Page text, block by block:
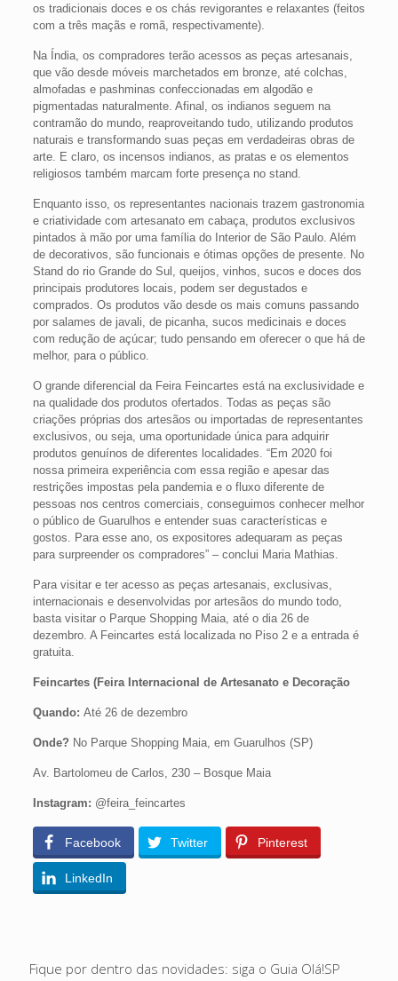
os tradicionais doces e os chás revigorantes e relaxantes (feitos
com a três maçãs e romã, respectivamente).
Na Índia, os compradores terão acessos as peças artesanais,
que vão desde móveis marchetados em bronze, até colchas,
almofadas e pashminas confeccionadas em algodão e
pigmentadas naturalmente. Afinal, os indianos seguem na
contramão do mundo, reaproveitando tudo, utilizando produtos
naturais e transformando suas peças em verdadeiras obras de
arte. E claro, os incensos indianos, as pratas e os elementos
religiosos também marcam forte presença no stand.
Enquanto isso, os representantes nacionais trazem gastronomia
e criatividade com artesanato em cabaça, produtos exclusivos
pintados à mão por uma família do Interior de São Paulo. Além
de decorativos, são funcionais e ótimas opções de presente. No
Stand do rio Grande do Sul, queijos, vinhos, sucos e doces dos
principais produtores locais, podem ser degustados e
comprados. Os produtos vão desde os mais comuns passando
por salames de javali, de picanha, sucos medicinais e doces
com redução de açúcar; tudo pensando em oferecer o que há de
melhor, para o público.
O grande diferencial da Feira Feincartes está na exclusividade e
na qualidade dos produtos ofertados. Todas as peças são
criações próprias dos artesãos ou importadas de representantes
exclusivos, ou seja, uma oportunidade única para adquirir
produtos genuínos de diferentes localidades. “Em 2020 foi
nossa primeira experiência com essa região e apesar das
restrições impostas pela pandemia e o fluxo diferente de
pessoas nos centros comerciais, conseguimos conhecer melhor
o público de Guarulhos e entender suas características e
gostos. Para esse ano, os expositores adequaram as peças
para surpreender os compradores” – conclui Maria Mathias.
Para visitar e ter acesso as peças artesanais, exclusivas,
internacionais e desenvolvidas por artesãos do mundo todo,
basta visitar o Parque Shopping Maia, até o dia 26 de
dezembro. A Feincartes está localizada no Piso 2 e a entrada é
gratuita.
Feincartes (Feira Internacional de Artesanato e Decoração
Quando: Até 26 de dezembro
Onde? No Parque Shopping Maia, em Guarulhos (SP)
Av. Bartolomeu de Carlos, 230 – Bosque Maia
Instagram: @feira_feincartes
Facebook Twitter Pinterest
LinkedIn
Fique por dentro das novidades: siga o Guia Olá!SP